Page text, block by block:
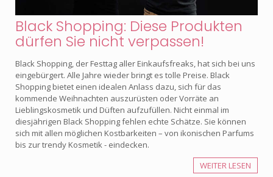
Black Shopping: Diese Produkten
dürfen Sie nicht verpassen!
Black Shopping, der Festtag aller Einkaufsfreaks, hat sich bei uns
eingebürgert. Alle Jahre wieder bringt es tolle Preise. Black
Shopping bietet einen idealen Anlass dazu, sich für das
kommende Weihnachten auszurüsten oder Vorräte an
Lieblingskosmetik und Düften aufzufüllen. Nicht einmal im
diesjährigen Black Shopping fehlen echte Schätze. Sie können
sich mit allen möglichen Kostbarkeiten – von ikonischen Parfums
bis zur trendy Kosmetik - eindecken.
WEITER LESEN